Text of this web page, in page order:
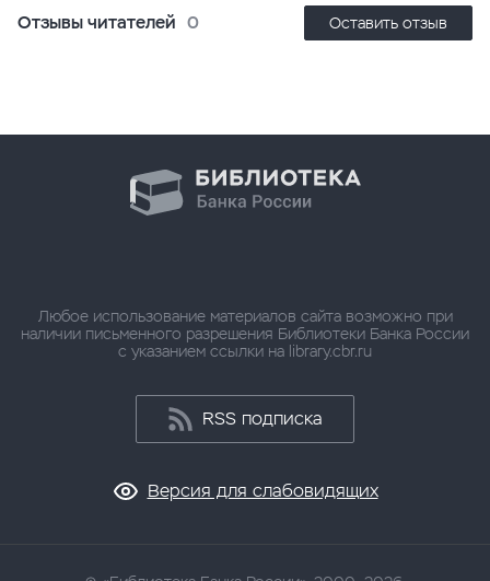
Отзывы читателей 0 Оставить отзыв
Любое использование материалов сайта возможно при
наличии письменного разрешения Библиотеки Банка России
с указанием ссылки на library.cbr.ru
RSS подписка
Версия для слабовидящих